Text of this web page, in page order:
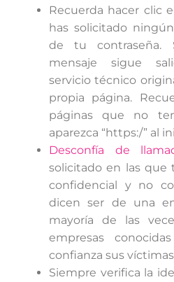
Recuerda hacer clic
has solicitado
de tu contraseña.
mensaje sigue
servicio técnico
propia página.
páginas que no
aparezca “https:/” al
Desconfía de
solicitado en las que
confidencial y no
dicen ser de una
mayoría de las
empresas
confianza sus
Siempre verifica la